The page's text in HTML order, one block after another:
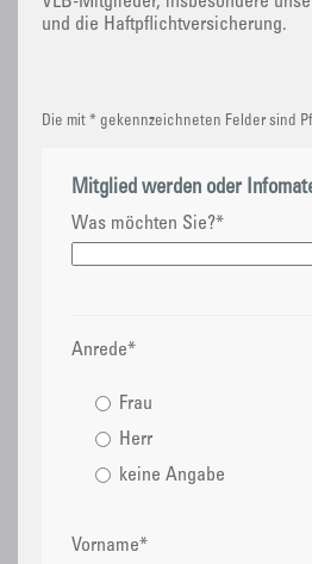
und die Haftpflichtversicherung.
Die mit * gekennzeichneten Felder sind
Mitglied werden oder
Was möchten Sie?*
Anrede*
Frau
Herr
keine Angabe
Vorname*